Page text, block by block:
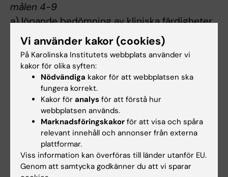
målen 4-9
a) löpande bedömning av kliniska färdigheter
och patientomhändertagande under VIL, ges
betyget U eller G
Momentet ges samma betyg som VIL, U eller
Moment 3, Kliniskt arbete del 2, examinerar
målen 4-9
a) löpande bedömning av kliniska färdigheter
och patientomhändertagande under VIL, ges
betyget U eller G
Momentet ges samma betyg som VIL, U eller
Vi använder kakor (cookies)
På Karolinska Institutets webbplats använder vi
kakor för olika syften:
Nödvändiga kakor för att webbplatsen ska
fungera korrekt.
Kakor för analys för att förstå hur
webbplatsen används.
Marknadsföringskakor för att visa och spåra
relevant innehåll och annonser från externa
plattformar.
Viss information kan överföras till länder utanför EU.
Genom att samtycka godkänner du att vi sparar